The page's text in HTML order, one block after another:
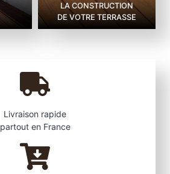
LA CONSTRUCTION
DE VOTRE TERRASSE
Livraison rapide
partout en France